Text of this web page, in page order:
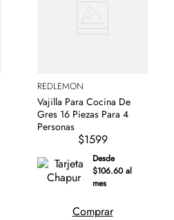
REDLEMON
Vajilla Para Cocina De
Gres 16 Piezas Para 4
Personas
$1599
Desde
$106.60 al
mes
Comprar